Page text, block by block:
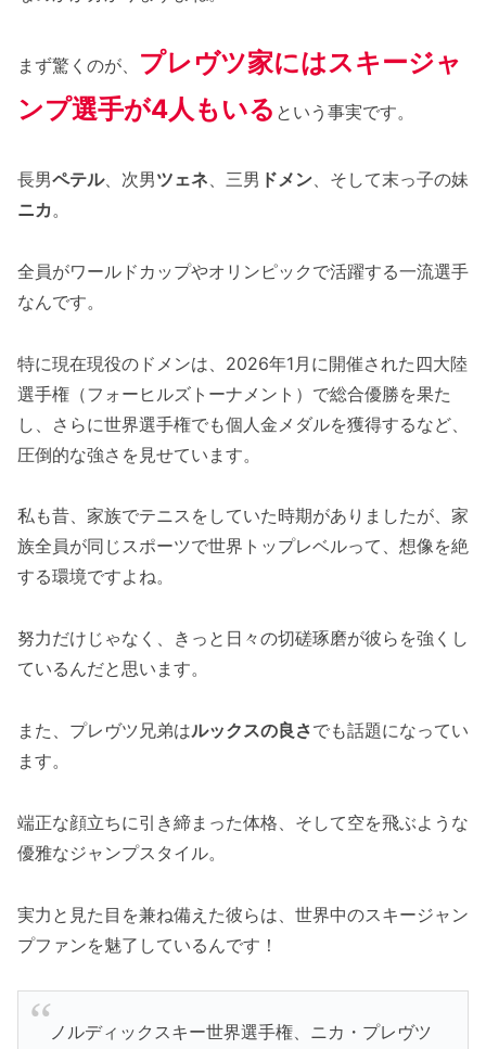
まず驚くのが、 プレヴツ家にはスキージャ
ンプ選手が4人もいる という事実です。
長男ペテル、次男ツェネ、三男 ドメン、そして末っ子の妹
ニカ。
全員がワールドカップやオリンピックで活躍する一流選手
なんです。
特に現在現役のドメンは、2026年1月に開催された四大陸
選手権（フォーヒルズトーナメント）で総合優勝を果た
し、さらに世界選手権でも個人金メダルを獲得するなど、
圧倒的な強さを見せています。
私も昔、家族でテニスをしていた時期がありましたが、家
族全員が同じスポーツで世界トップレベルって、想像を絶
する環境ですよね。
努力だけじゃなく、きっと日々の切磋琢磨が彼らを強くし
ているんだと思います。
また、プレヴツ兄弟はルックスの良さでも話題になってい
ます。
端正な顔立ちに引き締まった体格、そして空を飛ぶような
優雅なジャンプスタイル。
実力と見た目を兼ね備えた彼らは、世界中のスキージャン
プファンを魅了しているんです！
ノルディックスキー世界選手権、ニカ・プレヴツ